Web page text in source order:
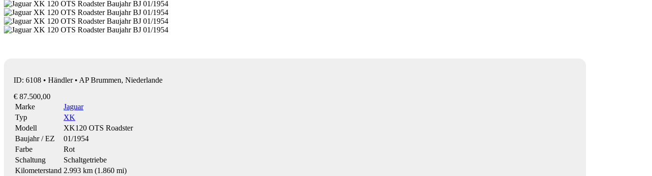
ID: 6108 • Händler • AP Brummen, Niederlande
€ 87.500,00
Marke
Jaguar
Typ
XK
Modell
XK120 OTS Roadster
Baujahr / EZ
01/1954
Farbe
Rot
Schaltung
Schaltgetriebe
Kilometerstand 2.993 km (1.860 mi)